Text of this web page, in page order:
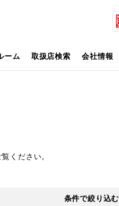
ーム 取扱店検索 会社情報
ください。
条件で絞り込む